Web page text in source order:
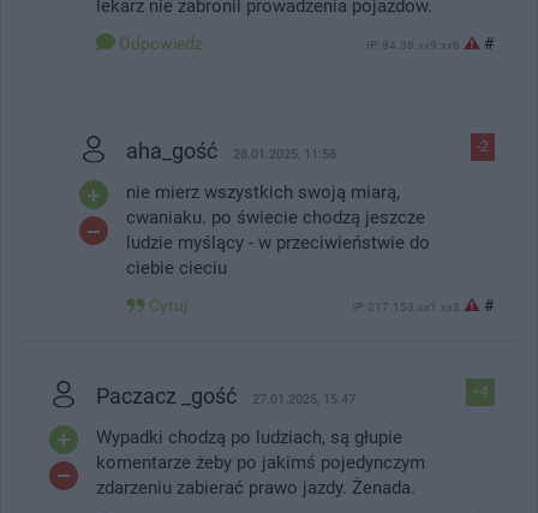
lekarz nie zabronil prowadzenia pojazdow.
Odpowiedz IP: 84.38.xx9.xx6 #
-2
aha_gość 28.01.2025, 11:58
nie mierz wszystkich swoją miarą,
cwaniaku. po świecie chodzą jeszcze
ludzie myślący - w przeciwieństwie do
ciebie cieciu
Cytuj IP: 217.153.xx1.xx3 #
+4
Paczacz _gość 27.01.2025, 15:47
Wypadki chodzą po ludziach, są głupie
komentarze żeby po jakimś pojedynczym
zdarzeniu zabierać prawo jazdy. Żenada.